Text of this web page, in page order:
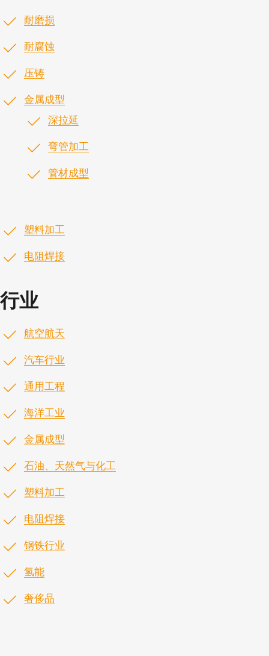
耐磨损
耐腐蚀
压铸
金属成型
深拉延
弯管加工
管材成型
塑料加工
电阻焊接
行业
航空航天
汽车行业
通用工程
海洋工业
金属成型
石油、天然气与化工
塑料加工
电阻焊接
钢铁行业
氢能
奢侈品